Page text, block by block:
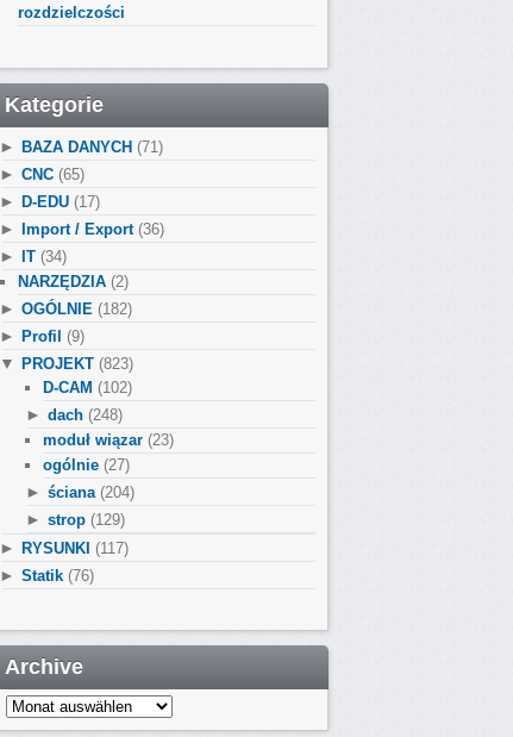
rozdzielczości
Kategorie
► BAZA DANYCH (71)
► CNC (65)
► D-EDU (17)
► Import / Export(36)
► IT (34)
NARZĘDZIA (2)
► OGÓLNIE (182)
► Profil (9)
▼ PROJEKT (823)
D-CAM (102)
► dach(248)
moduł wiązar (23)
ogólnie (27)
► ściana(204)
► strop(129)
► RYSUNKI (117)
► Statik (76)
Archive
Archive